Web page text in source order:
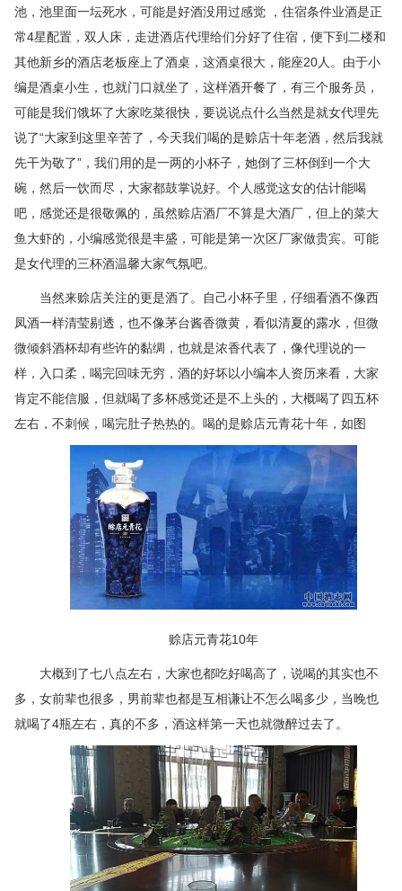
池，池里面一坛死水，可能是好酒没用过感觉 ， 住宿条件业酒是正
常4星配置，双人床， 走进酒店代理给们分好了住宿，便下到二楼和
其他新乡的酒店老板座上了酒桌，这酒桌很大，能座20人。由于小
编是酒桌小生，也就门口就坐了，这样酒开餐了，有三个服务员，
可能是我们饿坏了大家吃菜很快，要说说点什么当然是就女代理先
说了“大家到这里辛苦了，今天我们喝的是赊店十年老酒，然后我就
先干为敬了”，我们用的是一两的小杯子，她倒了三杯倒到一个大
碗，然后一饮而尽，大家都鼓掌说好。个人感觉这女的估计能喝
吧，感觉还是很敬佩的，虽然赊店酒厂不算是大酒厂，但上的菜大
鱼大虾的，小编感觉很是丰盛，可能是第一次区厂家做贵宾。可能
是女代理的三杯酒温馨大家气氛吧。
当然来赊店关注的更是酒了。自己小杯子里，仔细看酒不像西
凤酒一样清莹剔透，也不像茅台酱香微黄，看似清夏的露水，但微
微倾斜酒杯却有些许的黏绸，也就是浓香代表了，像代理说的一
样，入口柔，喝完回味无穷，酒的好坏以小编本人资历来看，大家
肯定不能信服，但就喝了多杯感觉还是不上头的，大概喝了四五杯
左右，不刺候，喝完肚子热热的。喝的是赊店元青花十年，如图
赊店元青花10年
大概到了七八点左右，大家也都吃好喝高了，说喝的其实也不
多，女前辈也很多，男前辈也都是互相谦让不怎么喝多少，当晚也
就喝了4瓶左右，真的不多，酒这样第一天也就微醉过去了。